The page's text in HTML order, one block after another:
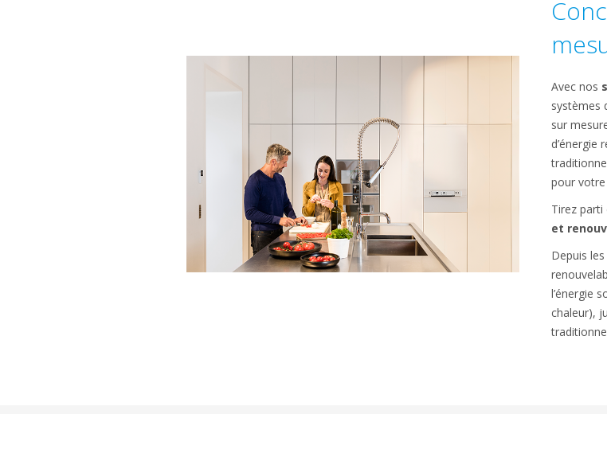
Avec nos
systèmes
sur
d’énergie
pour
Tirez parti
et
Depuis
l’énergie
chaleur),